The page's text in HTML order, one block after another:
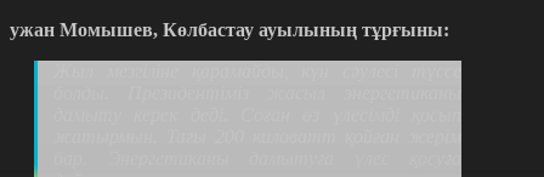
Момышев, Көлбастау ауылының тұрғыны: